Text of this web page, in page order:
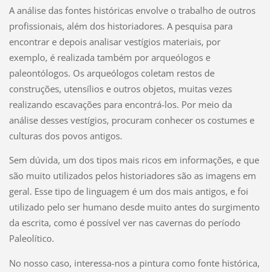
A análise das fontes históricas envolve o trabalho de outros
profissionais, além dos historiadores. A pesquisa para
encontrar e depois analisar vestígios materiais, por
exemplo, é realizada também por arqueólogos e
paleontólogos. Os arqueólogos coletam restos de
construções, utensílios e outros objetos, muitas vezes
realizando escavações para encontrá-los. Por meio da
análise desses vestígios, procuram conhecer os costumes e
culturas dos povos antigos.
Sem dúvida, um dos tipos mais ricos em informações, e que
são muito utilizados pelos historiadores são as imagens em
geral. Esse tipo de linguagem é um dos mais antigos, e foi
utilizado pelo ser humano desde muito antes do surgimento
da escrita, como é possível ver nas cavernas do período
Paleolítico.
No nosso caso, interessa-nos a pintura como fonte histórica,